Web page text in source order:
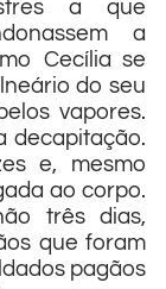
a que
a
Cecília se
do seu
vapores.
decapitação.
e, mesmo
ao corpo.
três dias,
que foram
pagãos